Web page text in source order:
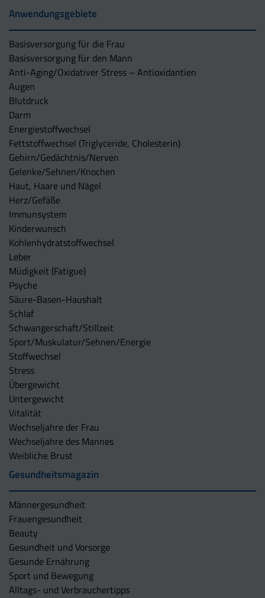
Anwendungsgebiete
Basisversorgung für die Frau
Basisversorgung für den Mann
Anti-Aging/Oxidativer Stress – Antioxidantien
Augen
Blutdruck
Darm
Energiestoffwechsel
Fettstoffwechsel (Triglyceride, Cholesterin)
Gehirn/Gedächtnis/Nerven
Gelenke/Sehnen/Knochen
Haut, Haare und Nägel
Herz/Gefäße
Immunsystem
Kinderwunsch
Kohlenhydratstoffwechsel
Leber
Müdigkeit (Fatigue)
Psyche
Säure-Basen-Haushalt
Schlaf
Schwangerschaft/Stillzeit
Sport/Muskulatur/Sehnen/Energie
Stoffwechsel
Stress
Übergewicht
Untergewicht
Vitalität
Wechseljahre der Frau
Wechseljahre des Mannes
Weibliche Brust
Gesundheitsmagazin
Männergesundheit
Frauengesundheit
Beauty
Gesundheit und Vorsorge
Gesunde Ernährung
Sport und Bewegung
Alltags- und Verbrauchertipps